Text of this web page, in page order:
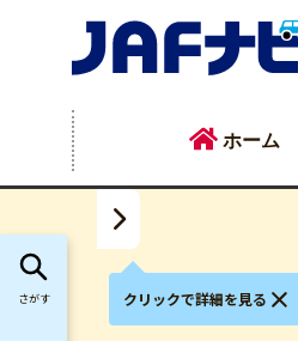
ホーム
クリックで詳細を見る
さがす